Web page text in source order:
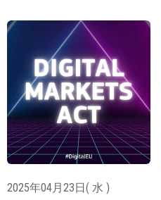
2025年04月23日( 水 )